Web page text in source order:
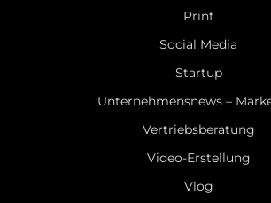
Print
Social Media
Startup
Unternehmensnews –
Vertriebsberatung
Video-Erstellung
Vlog